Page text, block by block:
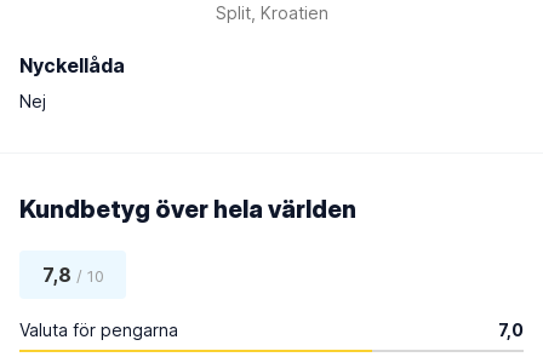
Split, Kroatien
Nyckellåda
Nej
Kundbetyg över hela världen
7,8 / 10
Valuta för pengarna 7,0